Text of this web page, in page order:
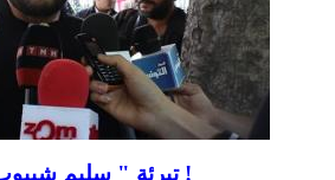
تبرئة " سليم شيبوب ” و تفاصيل القضية !